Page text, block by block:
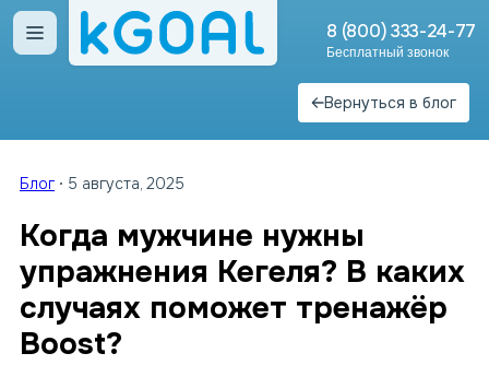
Открыть меню 8 (800) 333-24-77
Бесплатный звонок
Вернуться в блог
Блог 5 августа, 2025
Когда мужчине нужны
упражнения Кегеля? В каких
случаях поможет тренажёр
Boost?